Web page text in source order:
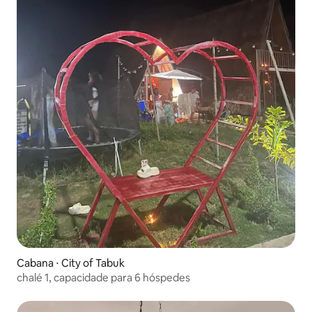
Cabana ⋅ City of Tabuk
chalé 1, capacidade para 6 hóspedes